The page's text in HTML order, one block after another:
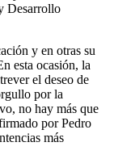
Desarrollo
y en otras su
esta ocasión, la
el deseo de
por la
no hay más que
por Pedro
más